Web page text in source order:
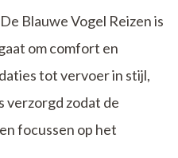
Blauwe Vogel Reizen is
om comfort en
tot vervoer in stijl,
verzorgd zodat de
focussen op het